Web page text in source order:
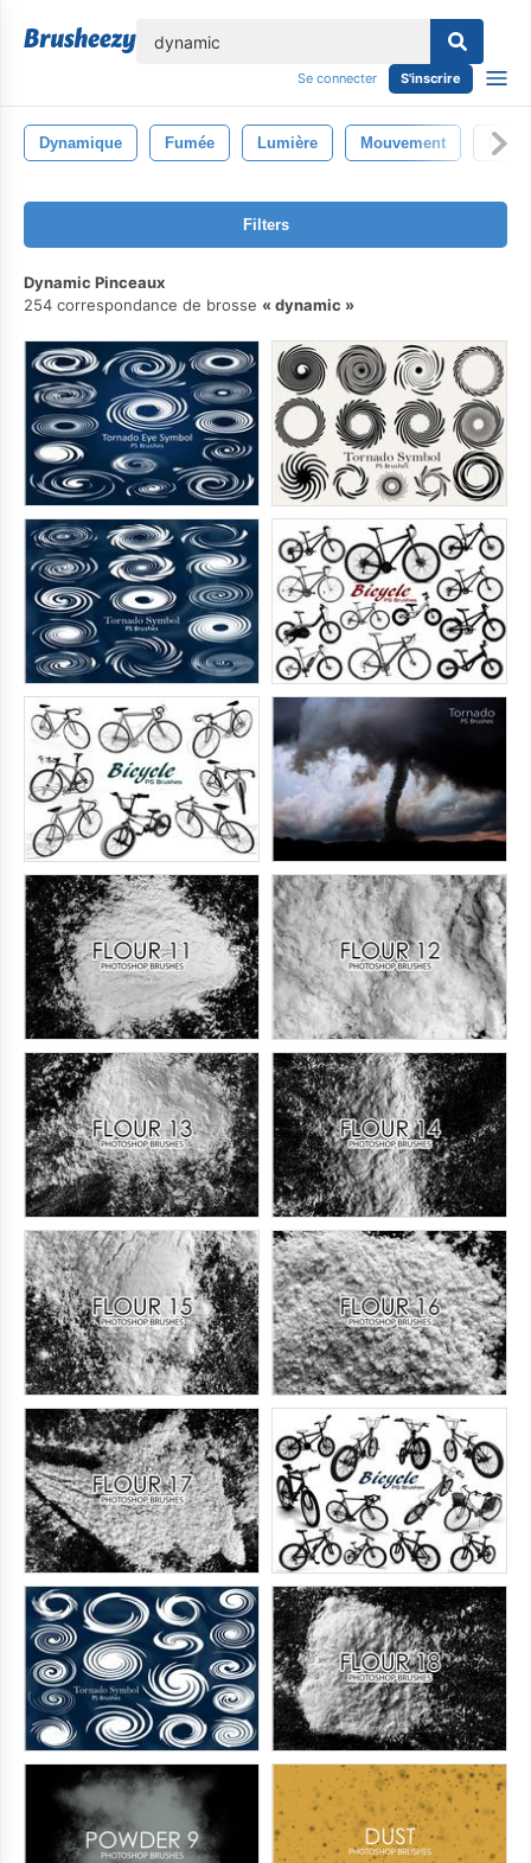
Se connecter S'inscrire
Dynamique Fumée Lumière Mouvement Isolé
Filters
Dynamic Pinceaux
254 correspondance de brosse
dynamic